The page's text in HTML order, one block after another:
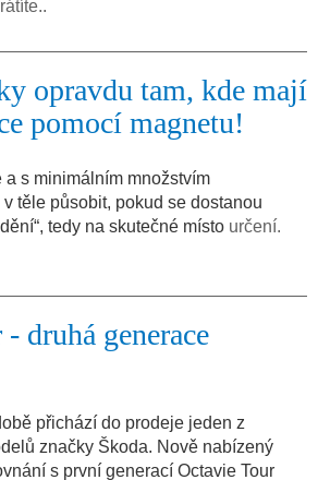
opravdu tam, kde mají
pomocí magnetu!
a s minimálním množstvím
těle působit, pokud se dostanou
tedy na skutečné místo určení.
druhá generace
přichází do prodeje jeden z
značky Škoda. Nově nabízený
s první generací Octavie Tour